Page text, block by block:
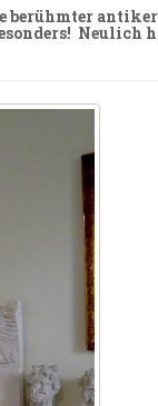
berühmter antiker
! Neulich